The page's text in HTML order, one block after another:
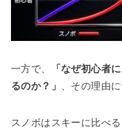
一方で、
「なぜ初心者
るのか？」
、その理由
スノボはスキーに比べ